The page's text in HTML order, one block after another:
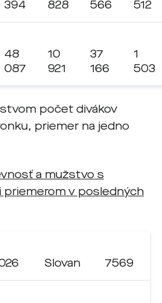
394
828
566
512
48
087
10
921
37
166
1
503
počet divákov
priemer na jedno
a mužstvo s
priemerom v posledných
Slovan 7569